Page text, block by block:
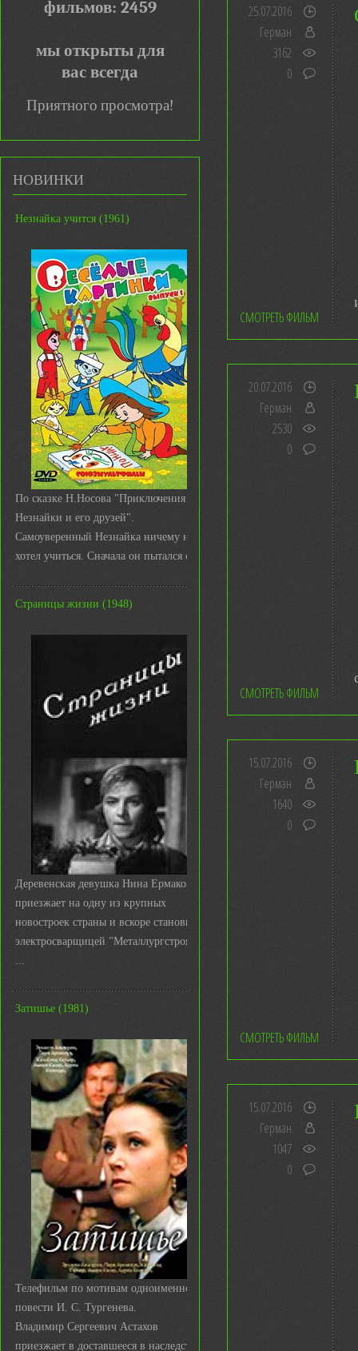
фильмов: 2459
мы открыты для
вас всегда
Приятного просмотра!
НОВИНКИ
Незнайка учится (1961)
По сказке Н.Носова "Приключения
Незнайки и его друзей".
Самоуверенный Незнайка ничему не
хотел учиться. Сначала он пытался с ...
Страницы жизни (1948)
Деревенская девушка Нина Ермакова
приезжает на одну из крупных
новостроек страны и вскоре становится
электросварщицей "Металлургстроя&q
...
Затишье (1981)
Телефильм по мотивам одноименной
повести И. С. Тургенева.
Владимир Сергеевич Астахов
приезжает в доставшееся в наследство
25.07.2016
Герман
3162
0
СМОТРЕТЬ ФИЛЬМ
20.07.2016
Герман
2530
0
СМОТРЕТЬ ФИЛЬМ
15.07.2016
Герман
1640
0
СМОТРЕТЬ ФИЛЬМ
15.07.2016
Герман
1047
0